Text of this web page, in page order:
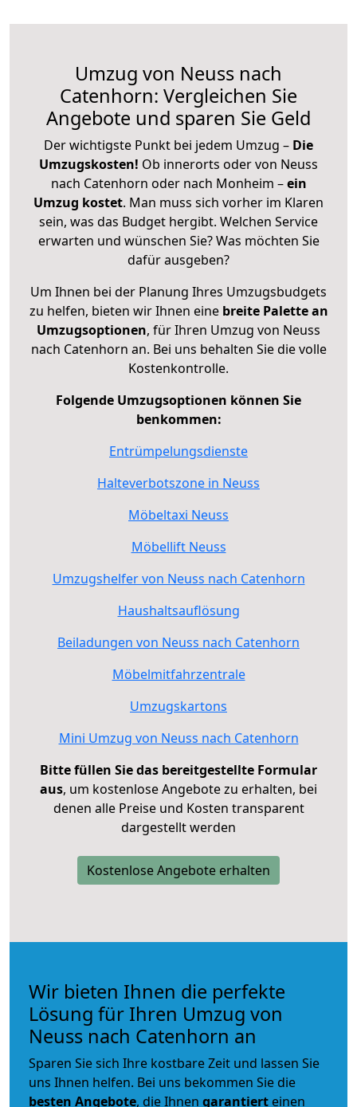
Umzug von Neuss nach
Catenhorn: Vergleichen Sie
Angebote und sparen Sie Geld
Der wichtigste Punkt bei jedem Umzug – Die
Umzugskosten! Ob innerorts oder von Neuss
nach Catenhorn oder nach Monheim –ein
Umzug kostet. Man muss sich vorher im Klaren
sein, was das Budget hergibt. Welchen Service
erwarten und wünschen Sie? Was möchten Sie
dafür ausgeben?
Um Ihnen bei der Planung Ihres Umzugsbudgets
zu helfen, bieten wir Ihnen eine breite Palette an
Umzugsoptionen, für Ihren Umzug von Neuss
nach Catenhorn an. Bei uns behalten Sie die volle
Kostenkontrolle.
Folgende Umzugsoptionen können Sie
benkommen:
Entrümpelungsdienste
Halteverbotszone in Neuss
Möbeltaxi Neuss
Möbellift Neuss
Umzugshelfer von Neuss nach Catenhorn
Haushaltsauflösung
Beiladungen von Neuss nach Catenhorn
Möbelmitfahrzentrale
Umzugskartons
Mini Umzug von Neuss nach Catenhorn
Bitte füllen Sie das bereitgestellte Formular
aus, um kostenlose Angebote zu erhalten, bei
denen alle Preise und Kosten transparent
dargestellt werden
Kostenlose Angebote erhalten
Wir bieten Ihnen die perfekte
Lösung für Ihren Umzug von
Neuss nach Catenhorn an
Sparen Sie sich Ihre kostbare Zeit und lassen Sie
uns Ihnen helfen. Bei uns bekommen Sie die
besten Angebote, die Ihnen garantiert einen